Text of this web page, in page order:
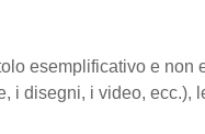
esemplificativo e
disegni, i video,